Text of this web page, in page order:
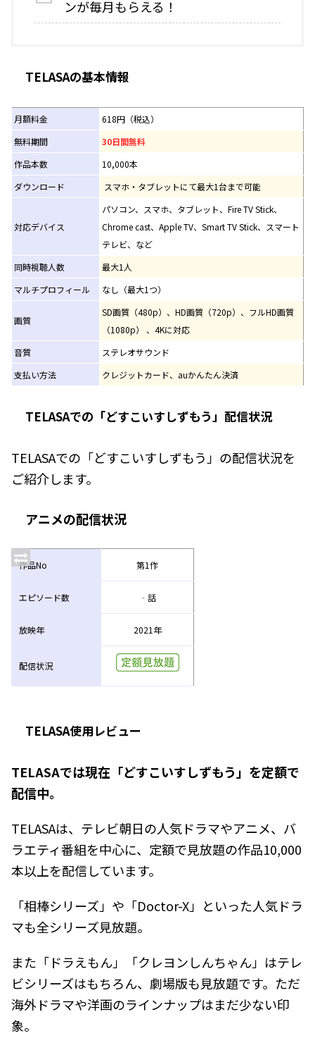
ンが毎月もらえる！
TELASAの基本情報
月額料金
618円（税込）
無料期間
30日間無料
作品本数
10,000本
ダウンロード
スマホ・タブレットにて最大1台まで可能
対応デバイス
パソコン、スマホ、タブレット、Fire TV Stick、
Chrome cast、Apple TV、Smart TV Stick、スマート
テレビ、など
同時視聴人数
最大1人
マルチプロフィール
なし（最大1つ）
画質
SD画質（480p）、HD画質（720p）、フルHD画質
（1080p） 、4Kに対応
音質
ステレオサウンド
支払い方法
クレジットカード、auかんたん決済
TELASAでの「どすこいすしずもう」配信状況
TELASAでの「どすこいすしずもう」の配信状況を
ご紹介します。
アニメの配信状況
作品No 第1作
エピソード数 ‐話
放映年 2021年
配信状況
TELASA使用レビュー
TELASAでは現在「どすこいすしずもう」を定額で
配信中。
TELASAは、テレビ朝日の人気ドラマやアニメ、バ
ラエティ番組を中心に、定額で見放題の作品10,000
本以上を配信しています。
「相棒シリーズ」や「Doctor-X」といった人気ドラ
マも全シリーズ見放題。
また「ドラえもん」「クレヨンしんちゃん」はテレ
ビシリーズはもちろん、劇場版も見放題です。ただ
海外ドラマや洋画のラインナップはまだ少ない印
象。